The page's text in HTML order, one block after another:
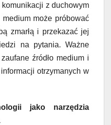
z duchowym
może próbować
zmarłą i przekazać jej
na pytania. Ważne
źródło medium i
otrzymanych w
jako narzędzia